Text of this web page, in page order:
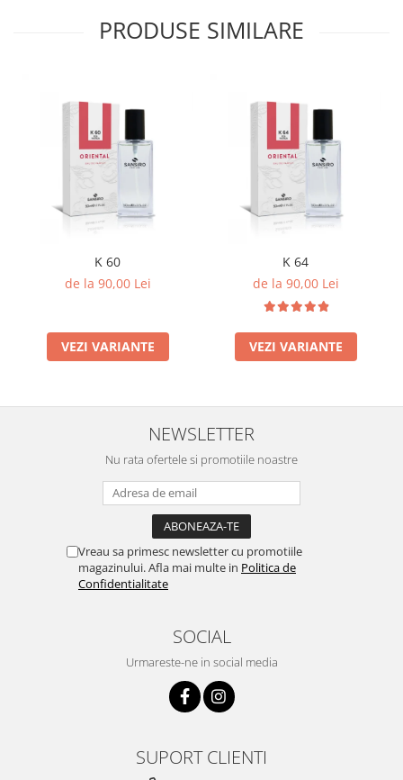
PRODUSE SIMILARE
K 60
de la 90,00 Lei
VEZI VARIANTE
K 64
de la 90,00 Lei
VEZI VARIANTE
NEWSLETTER
Nu rata ofertele si promotiile noastre
Vreau sa primesc newsletter cu promotiile
magazinului. Afla mai multe in Politica de
Confidentialitate
SOCIAL
Urmareste-ne in social media
SUPORT CLIENTI